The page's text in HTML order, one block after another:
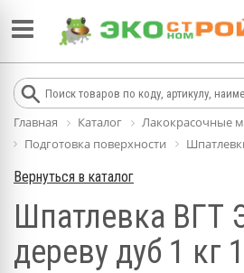
Главная Каталог
Лакокрасочные
Подготовка поверхности
Вернуться в каталог
Шпатлевка ВГТ
дереву дуб 1 кг